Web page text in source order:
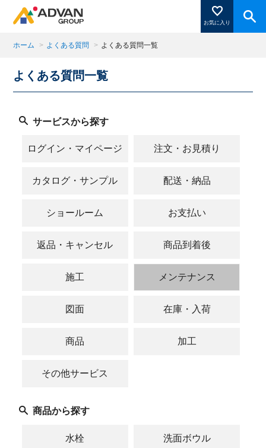
お気に入り
商品ページにある「お気に入り登録」を押すと登録した
商品がここに表示されます。
閉じる
ホーム > よくある質問 > よくある質問一覧
よくある質問一覧
サービスから探す
ログイン・マイページ 注文・お見積り
カタログ・サンプル 配送・納品
ショールーム お支払い
返品・キャンセル 商品到着後
施工 メンテナンス
図面 在庫・入荷
商品 加工
その他サービス
商品から探す
水栓 洗面ボウル